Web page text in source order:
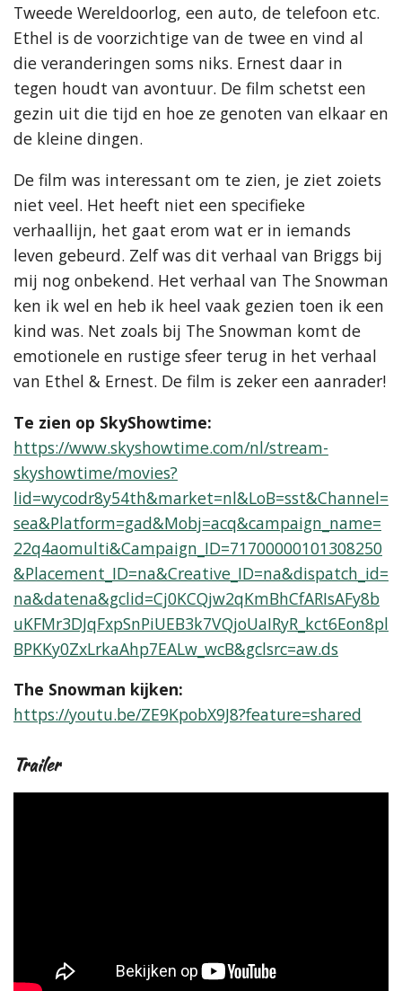
Tweede Wereldoorlog, een auto, de telefoon etc.
Ethel is de voorzichtige van de twee en vind al
die veranderingen soms niks. Ernest daar in
tegen houdt van avontuur. De film schetst een
gezin uit die tijd en hoe ze genoten van elkaar en
de kleine dingen.
De film was interessant om te zien, je ziet zoiets
niet veel. Het heeft niet een specifieke
verhaallijn, het gaat erom wat er in iemands
leven gebeurd. Zelf was dit verhaal van Briggs bij
mij nog onbekend. Het verhaal van The Snowman
ken ik wel en heb ik heel vaak gezien toen ik een
kind was. Net zoals bij The Snowman komt de
emotionele en rustige sfeer terug in het verhaal
van Ethel & Ernest. De film is zeker een aanrader!
Te zien op SkyShowtime:
https://www.skyshowtime.com/nl/stream-
skyshowtime/movies?
lid=wycodr8y54th&market=nl&LoB=sst&Channel=
sea&Platform=gad&Mobj=acq&campaign_name=
22q4aomulti&Campaign_ID=71700000101308250
&Placement_ID=na&Creative_ID=na&dispatch_id=
na&datena&gclid=Cj0KCQjw2qKmBhCfARIsAFy8b
uKFMr3DJqFxpSnPiUEB3k7VQjoUaIRyR_kct6Eon8pl
BPKKy0ZxLrkaAhp7EALw_wcB&gclsrc=aw.ds
The Snowman kijken:
https://youtu.be/ZE9KpobX9J8?feature=shared
Trailer